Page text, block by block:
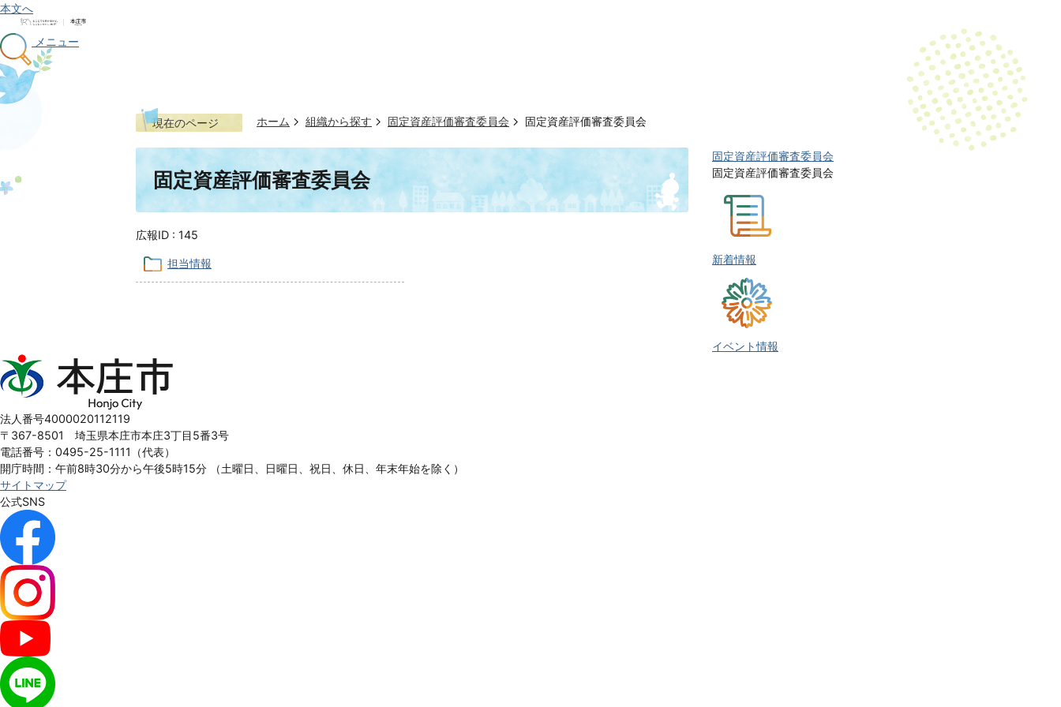
本文へ
メニュー
現在のページ ホーム 組織から探す 固定資産評価審査委員会 固定資産評価審査委員会
固定資産評価審査委員会
広報ID : 145
担当情報
固定資産評価審査委員会
固定資産評価審査委員会
新着情報
イベント情報
本
庄
Honjo
City
法人番号4000020112119
〒367-8501 埼玉県本庄市本庄3丁目5番3号
電話番号：0495-25-1111（代表）
開庁時間：午前8時30分から午後5時15分
（土曜日、日曜日、祝日、休日、年末年始を除く）
サイトマップ
公式SNS